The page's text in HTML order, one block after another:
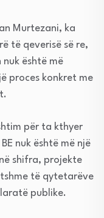
Murtezani, ka
të qeverisë së re,
është më
proces konkret me
për ta kthyer
nuk është më një
shifra, projekte
të qytetarëve
publike.